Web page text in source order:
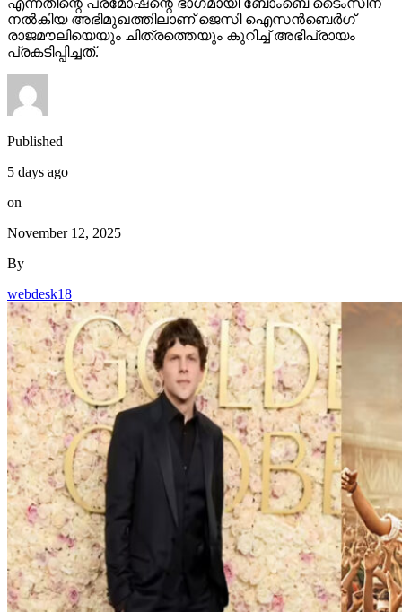
എന്നതിന്റെ പ്രമോഷന്റെ ഭാഗമായി ബോംബെ ടൈംസിന്
നല്‍കിയ അഭിമുഖത്തിലാണ് ജെസി ഐസന്‍ബെര്‍ഗ്
രാജമൗലിയെയും ചിത്രത്തെയും കുറിച്ച് അഭിപ്രായം
പ്രകടിപ്പിച്ചത്.
Published
5 days ago
on
November 12, 2025
By
webdesk18